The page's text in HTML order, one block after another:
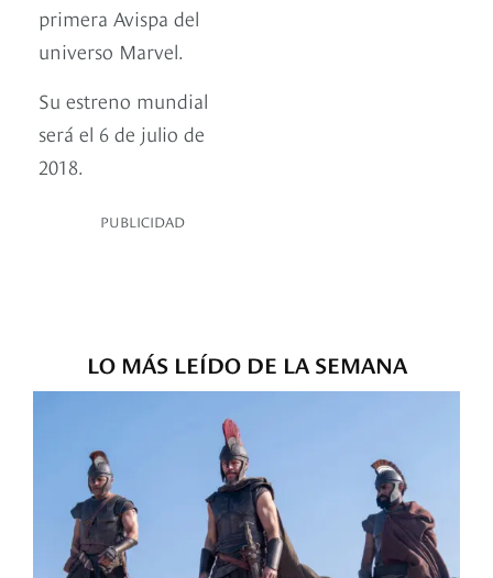
primera Avispa del
universo Marvel.
Su estreno mundial
será el 6 de julio de
2018.
PUBLICIDAD
LO MÁS LEÍDO DE LA SEMANA